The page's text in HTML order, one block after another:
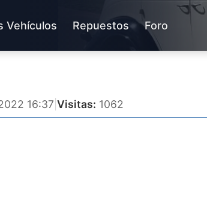
Vehículos Repuestos Foro
16:37 Visitas: 1062